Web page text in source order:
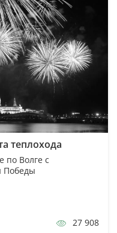
теплохода
по Волге с
Победы
27 908